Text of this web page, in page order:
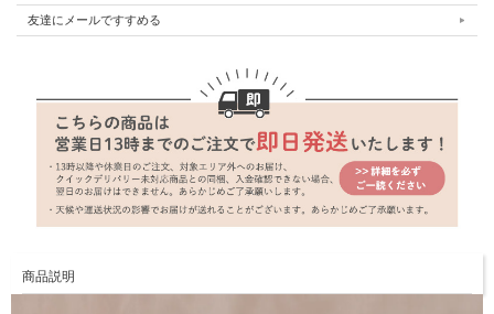
友達にメールですすめる
商品説明